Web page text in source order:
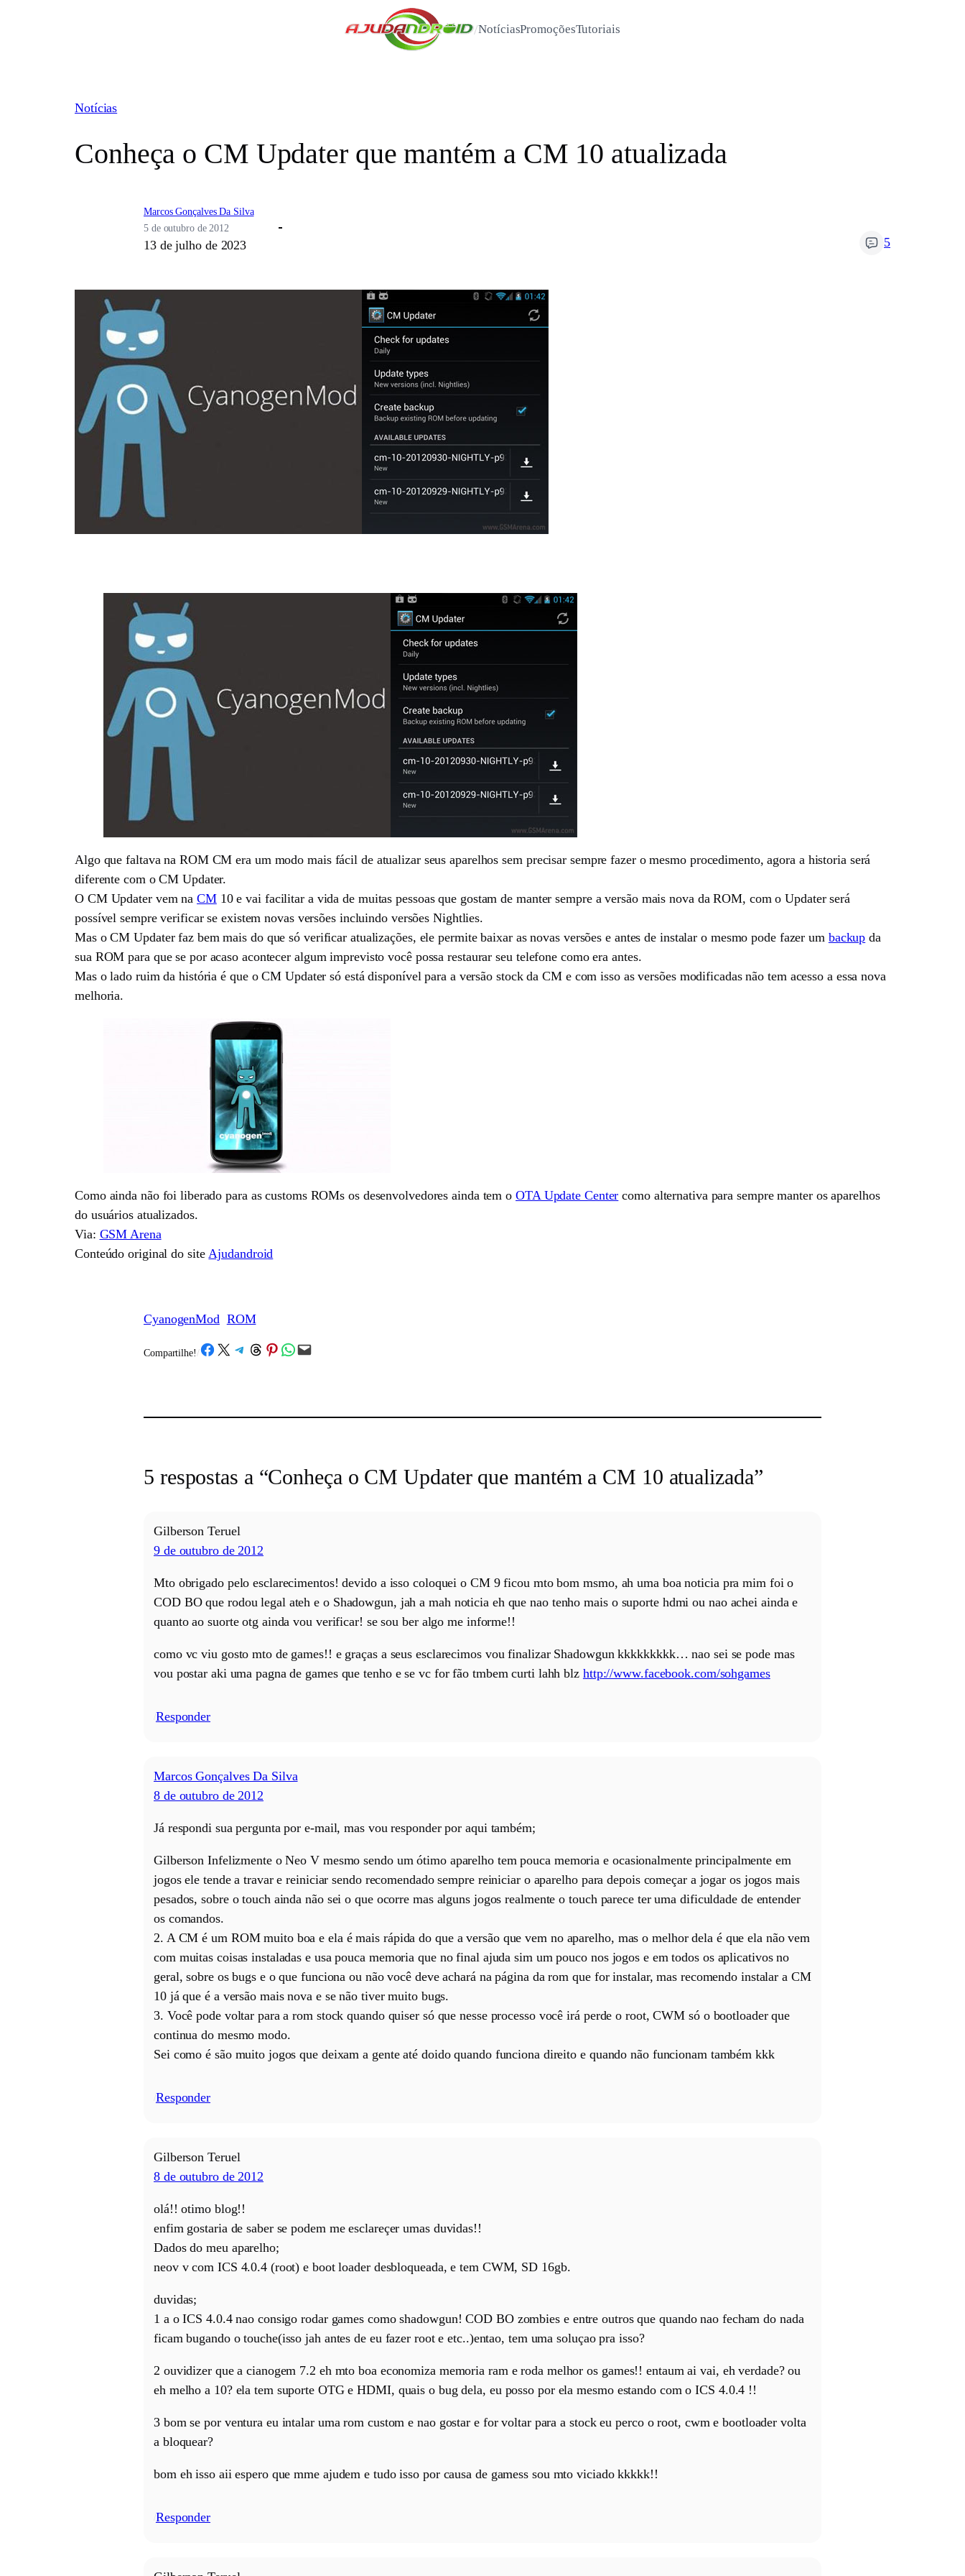
/NotíciasPromoçõesTutoriais
Notícias
Conheça o CM Updater que mantém a CM 10 atualizada
Marcos Gonçalves Da Silva
5 de outubro de 2012
13 de julho de 2023 5
Algo que faltava na ROM CM era um modo mais fácil de atualizar seus aparelhos sem precisar sempre fazer o mesmo procedimento, agora a historia será
diferente com o CM Updater.
O CM Updater vem na CM10 e vai facilitar a vida de muitas pessoas que gostam de manter sempre a versão mais nova da ROM, com o Updater será
possível sempre verificar se existem novas versões incluindo versões Nightlies.
Mas o CM Updater faz bem mais do que só verificar atualizações, ele permite baixar as novas versões e antes de instalar o mesmo pode fazer um backup da
sua ROM para que se por acaso acontecer algum imprevisto você possa restaurar seu telefone como era antes.
Mas o lado ruim da história é que o CM Updater só está disponível para a versão stock da CM e com isso as versões modificadas não tem acesso a essa nova
melhoria.
Como ainda não foi liberado para as customs ROMs os desenvolvedores ainda tem oOTA Update Center como alternativa para sempre manter os aparelhos
do usuários atualizados.
Via: GSM Arena
Conteúdo original do site Ajudandroid
CyanogenMod ROM
Compartilhe!/Share on Facebook
Share on X Share on Telegram
Share on Threads
Share on Pinterest
Share on WhatsApp
Email this Page
5 respostas a “Conheça o CM Updater que mantém a CM 10 atualizada”
Gilberson Teruel
9 de outubro de 2012
Mto obrigado pelo esclarecimentos! devido a isso coloquei o CM 9 ficou mto bom msmo, ah uma boa noticia pra mim foi o
COD BO que rodou legal ateh e o Shadowgun, jah a mah noticia eh que nao tenho mais o suporte hdmi ou nao achei ainda e
quanto ao suorte otg ainda vou verificar! se sou ber algo me informe!!
como vc viu gosto mto de games!! e graças a seus esclarecimos vou finalizar Shadowgun kkkkkkkkk… nao sei se pode mas
vou postar aki uma pagna de games que tenho e se vc for fão tmbem curti lahh blz http://www.facebook.com/sohgames
Responder
Marcos Gonçalves Da Silva
8 de outubro de 2012
Já respondi sua pergunta por e-mail, mas vou responder por aqui também;
Gilberson Infelizmente o Neo V mesmo sendo um ótimo aparelho tem pouca memoria e ocasionalmente principalmente em
jogos ele tende a travar e reiniciar sendo recomendado sempre reiniciar o aparelho para depois começar a jogar os jogos mais
pesados, sobre o touch ainda não sei o que ocorre mas alguns jogos realmente o touch parece ter uma dificuldade de entender
os comandos.
2. A CM é um ROM muito boa e ela é mais rápida do que a versão que vem no aparelho, mas o melhor dela é que ela não vem
com muitas coisas instaladas e usa pouca memoria que no final ajuda sim um pouco nos jogos e em todos os aplicativos no
geral, sobre os bugs e o que funciona ou não você deve achará na página da rom que for instalar, mas recomendo instalar a CM
10 já que é a versão mais nova e se não tiver muito bugs.
3. Você pode voltar para a rom stock quando quiser só que nesse processo você irá perde o root, CWM só o bootloader que
continua do mesmo modo.
Sei como é são muito jogos que deixam a gente até doido quando funciona direito e quando não funcionam também kkk
Responder
Gilberson Teruel
8 de outubro de 2012
olá!! otimo blog!!
enfim gostaria de saber se podem me esclareçer umas duvidas!!
Dados do meu aparelho;
neov v com ICS 4.0.4 (root) e boot loader desbloqueada, e tem CWM, SD 16gb.
duvidas;
1 a o ICS 4.0.4 nao consigo rodar games como shadowgun! COD BO zombies e entre outros que quando nao fecham do nada
ficam bugando o touche(isso jah antes de eu fazer root e etc..)entao, tem uma soluçao pra isso?
2 ouvidizer que a cianogem 7.2 eh mto boa economiza memoria ram e roda melhor os games!! entaum ai vai, eh verdade? ou
eh melho a 10? ela tem suporte OTG e HDMI, quais o bug dela, eu posso por ela mesmo estando com o ICS 4.0.4 !!
3 bom se por ventura eu intalar uma rom custom e nao gostar e for voltar para a stock eu perco o root, cwm e bootloader volta
a bloquear?
bom eh isso aii espero que mme ajudem e tudo isso por causa de gamess sou mto viciado kkkkk!!
Responder